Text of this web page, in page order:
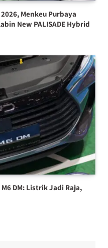
Menkeu Purbaya
New PALISADE Hybrid
DM: Listrik Jadi Raja,